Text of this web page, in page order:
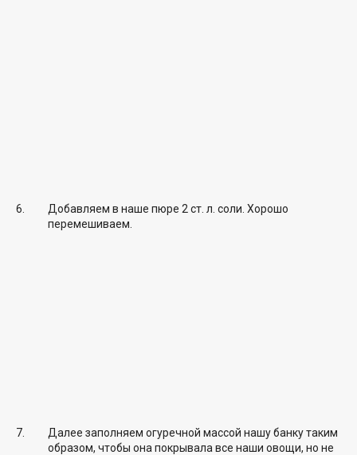
Добавляем в наше пюре 2 ст. л. соли. Хорошо
перемешиваем.
Далее заполняем огуречной массой нашу банку таким
образом, чтобы она покрывала все наши овощи, но не